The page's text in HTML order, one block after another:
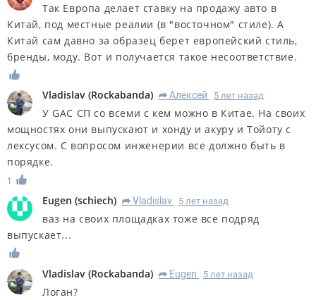
Так Европа делает ставку на продажу авто в
Китай, под местные реалии (в "восточном" стиле). А
Китай сам давно за образец берет европейский стиль,
бренды, моду. Вот и получается такое несоответствие.
Vladislav (Rockabanda) R Алексей 5 лет назад
У GAC СП со всеми с кем можно в Китае. На своих
мощностях они выпускают и хонду и акуру и Тойоту с
лексусом. С вопросом инженерии все должно быть в
порядке.
1
Eugen (schiech) R Vladislav 5 лет назад
ваз на своих площадках тоже все подряд
выпускает...
Vladislav (Rockabanda) R Eugen 5 лет назад
Логан?